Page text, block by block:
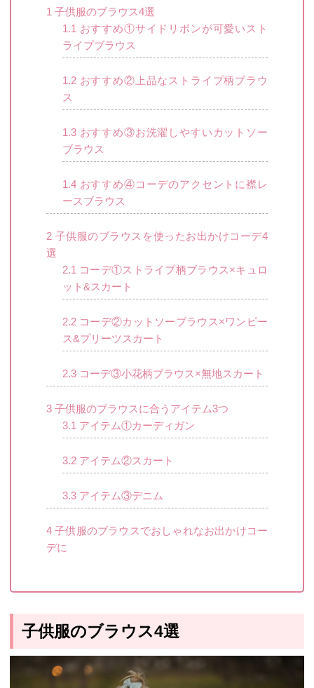
1 子供服のブラウス4選
1.1おすすめ①サイドリボンが可愛いスト
ライプブラウス
1.2おすすめ②上品なストライプ柄ブラウ
ス
1.3おすすめ③お洗濯しやすいカットソー
ブラウス
1.4おすすめ④コーデのアクセントに襟レ
ースブラウス
2 子供服のブラウスを使ったお出かけコーデ4
選
2.1コーデ①ストライプ柄ブラウス×キュロ
ット&スカート
2.2コーデ②カットソーブラウス×ワンピー
ス&プリーツスカート
2.3コーデ③小花柄ブラウス×無地スカート
3 子供服のブラウスに合うアイテム3つ
3.1アイテム①カーディガン
3.2アイテム②スカート
3.3アイテム③デニム
4 子供服のブラウスでおしゃれなお出かけコー
デに
子供服のブラウス4選